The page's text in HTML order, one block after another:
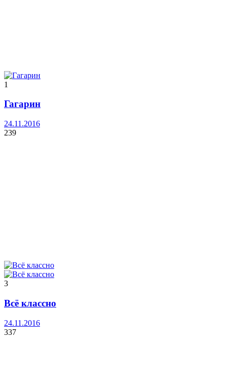
1
Гагарин
24.11.2016
239
3
Всё классно
24.11.2016
337